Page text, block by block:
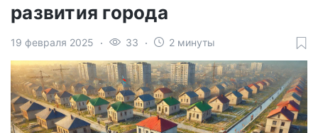
развития города
19 февраля 2025 33 2 минуты